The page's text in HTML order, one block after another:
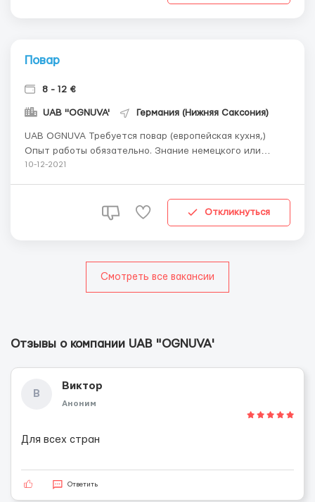
Повар
8 - 12 €
UAB "OGNUVA' Германия (Нижняя Саксония)
UAB OGNUVA Требуется повар (европейская кухня,)
Опыт работы обязательно. Знание немецкого или
английского языка обязательно! Оплата 8-12 € нетто в
граждан ЕС +49 1525 4198 277...
10-12-2021
Откликнуться
Смотреть все вакансии
Отзывы о компании UAB "OGNUVA'
В
Виктор
Аноним
Для всех стран
Ответить